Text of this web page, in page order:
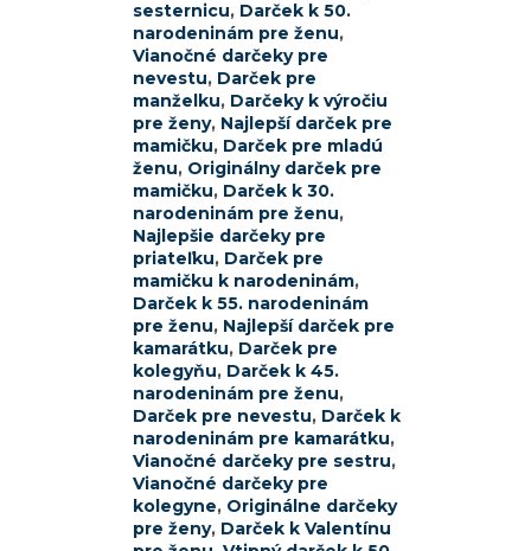
sesternicu, Darček k 50.
narodeninám pre ženu,
Vianočné darčeky pre
nevestu, Darček pre
manželku, Darčeky k výročiu
pre ženy, Najlepší darček pre
mamičku, Darček pre mladú
ženu, Originálny darček pre
mamičku, Darček k 30.
narodeninám pre ženu,
Najlepšie darčeky pre
priateľku, Darček pre
mamičku k narodeninám,
Darček k 55. narodeninám
pre ženu, Najlepší darček pre
kamarátku, Darček pre
kolegyňu, Darček k 45.
narodeninám pre ženu,
Darček pre nevestu, Darček k
narodeninám pre kamarátku,
Vianočné darčeky pre sestru,
Vianočné darčeky pre
kolegyne, Originálne darčeky
pre ženy, Darček k Valentínu